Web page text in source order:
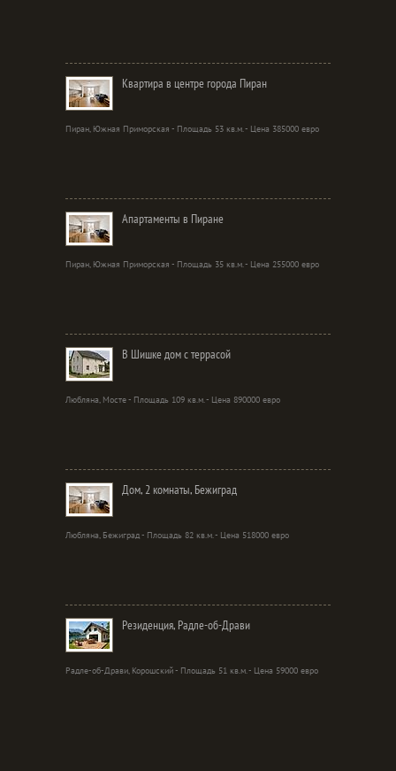
Квартира в центре города Пиран
Пиран, Южная Приморская - Площадь 53 кв.м. - Цена 385000 евро
Апартаменты в Пиране
Пиран, Южная Приморская - Площадь 35 кв.м. - Цена 255000 евро
В Шишке дом с террасой
Любляна, Мосте - Площадь 109 кв.м. - Цена 890000 евро
Дом, 2 комнаты, Бежиград
Любляна, Бежиград - Площадь 82 кв.м. - Цена 518000 евро
Резиденция, Радле-об-Драви
Радле-об-Драви, Корошский - Площадь 51 кв.м. - Цена 59000 евро